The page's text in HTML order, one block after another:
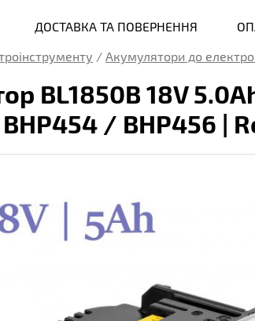
ДОСТАВКА ТА ПОВЕРНЕННЯ
/ Акумулятори до
BL1850B 18V
/ BHP456 |